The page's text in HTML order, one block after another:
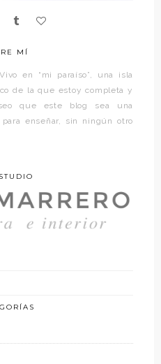
MÍ
en “mi paraíso”, una isla
de la que estoy completa y
que este blog sea una
enseñar, sin ningún otro